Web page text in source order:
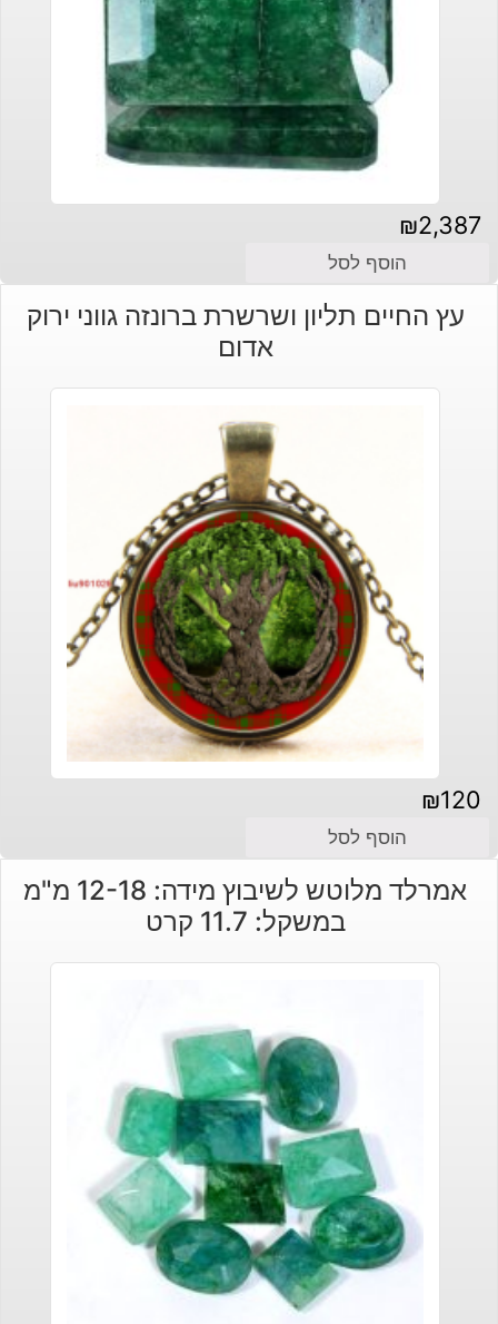
₪2,387
הוסף לסל
עץ החיים תליון ושרשרת ברונזה גווני ירוק
אדום
₪120
הוסף לסל
אמרלד מלוטש לשיבוץ מידה: 12-18 מ"מ
במשקל: 11.7 קרט